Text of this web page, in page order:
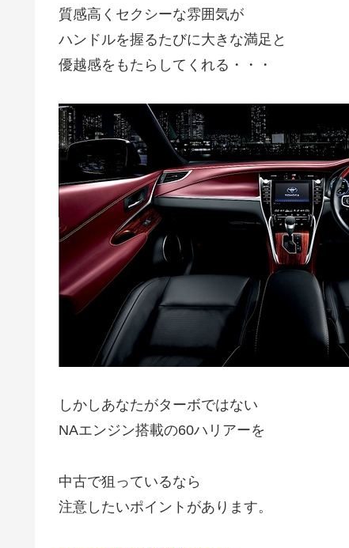
質感高くセクシーな雰囲気が
ハンドルを握るたびに大きな満足と
優越感をもたらしてくれる・・・
しかしあなたがターボではない
NAエンジン搭載の60ハリアーを
中古で狙っているなら
注意したいポイントがあります。